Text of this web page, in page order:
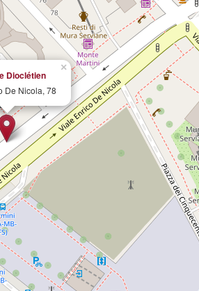
×
Dioclétien
De Nicola, 78